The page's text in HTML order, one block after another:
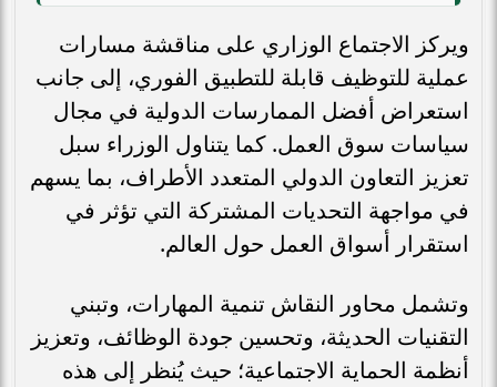
ويركز الاجتماع الوزاري على مناقشة مسارات
عملية للتوظيف قابلة للتطبيق الفوري، إلى جانب
استعراض أفضل الممارسات الدولية في مجال
سياسات سوق العمل. كما يتناول الوزراء سبل
تعزيز التعاون الدولي المتعدد الأطراف، بما يسهم
في مواجهة التحديات المشتركة التي تؤثر في
استقرار أسواق العمل حول العالم.
وتشمل محاور النقاش تنمية المهارات، وتبني
التقنيات الحديثة، وتحسين جودة الوظائف، وتعزيز
أنظمة الحماية الاجتماعية؛ حيث يُنظر إلى هذه